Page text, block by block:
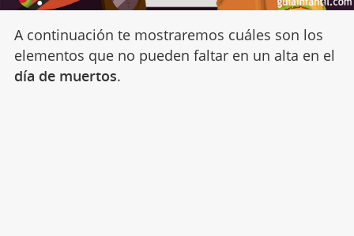
A continuación te mostraremos cuáles son los
elementos que no pueden faltar en un alta en el
día de muertos.